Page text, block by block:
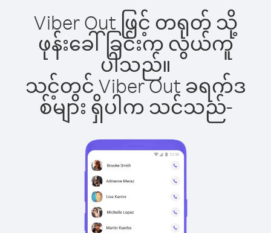
Viber Out ဖြင့် တရုတ် သို့
ဖုန်းခေါ်ခြင်းက လွယ်ကူ
ပါသည်။
သင့်တွင် Viber Out ခရက်ဒ
စ်များ ရှိပါက သင်သည်-